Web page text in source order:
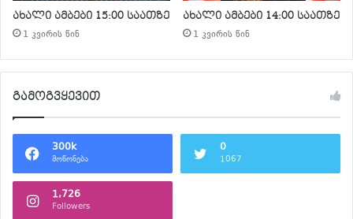
ახალი ამბები 15:00 საათზე
1 კვირის წინ
ახალი ამბები 14:00 საათზე
1 კვირის წინ
გამოგვყევით
300k
მოწონება
0
1067
1,726
Followers